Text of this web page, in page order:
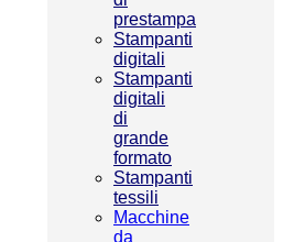
prestampa
Stampanti
digitali
Stampanti
digitali
di
grande
formato
Stampanti
tessili
Macchine
da